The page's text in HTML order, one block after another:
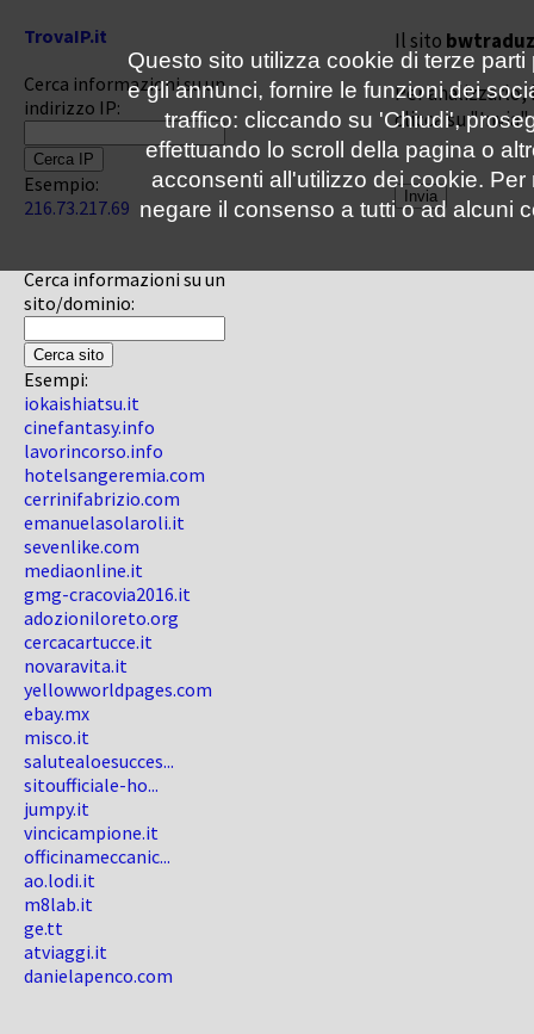
TrovaIP.it
Cerca informazioni su un
indirizzo IP:
Esempio:
216.73.217.69
Cerca informazioni su un
sito/dominio:
Esempi:
iokaishiatsu.it
cinefantasy.info
lavorincorso.info
hotelsangeremia.com
cerrinifabrizio.com
emanuelasolaroli.it
sevenlike.com
mediaonline.it
gmg-cracovia2016.it
adozioniloreto.org
cercacartucce.it
novaravita.it
yellowworldpages.com
ebay.mx
misco.it
salutealoesucces...
sitoufficiale-ho...
jumpy.it
vincicampione.it
officinameccanic...
ao.lodi.it
m8lab.it
ge.tt
atviaggi.it
danielapenco.com
Il sito
Per
clicca su "Invia"
Questo sito utilizza cookie di terze
e gli annunci, fornire le funzioni dei
traffico: cliccando su 'Chiudi',
effettuando lo scroll della pagina o
acconsenti all'utilizzo dei cookie.
negare il consenso a tutti o ad alcuni